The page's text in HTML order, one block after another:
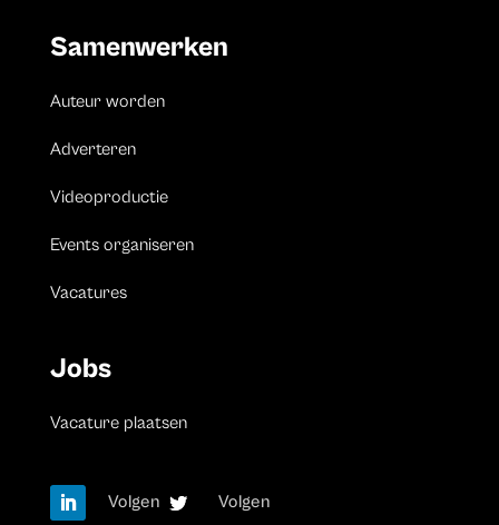
Samenwerken
Auteur worden
Adverteren
Videoproductie
Events organiseren
Vacatures
Jobs
Vacature plaatsen
Volgen Volgen